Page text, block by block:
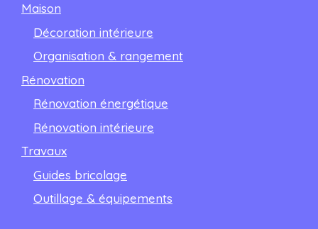
Maison
Décoration intérieure
Organisation & rangement
Rénovation
Rénovation énergétique
Rénovation intérieure
Travaux
Guides bricolage
Outillage & équipements